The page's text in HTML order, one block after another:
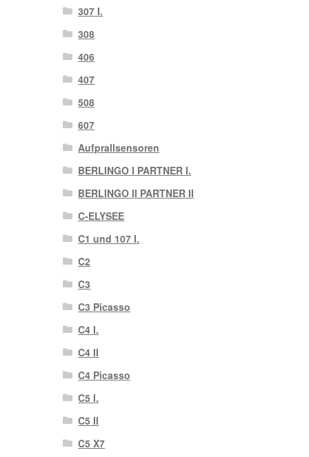
307 I.
308
406
407
508
607
Aufprallsensoren
BERLINGO I PARTNER I.
BERLINGO II PARTNER II
C-ELYSEE
C1 und 107 I.
C2
C3
C3 Picasso
C4 I.
C4 II
C4 Picasso
C5 I.
C5 II
C5 X7